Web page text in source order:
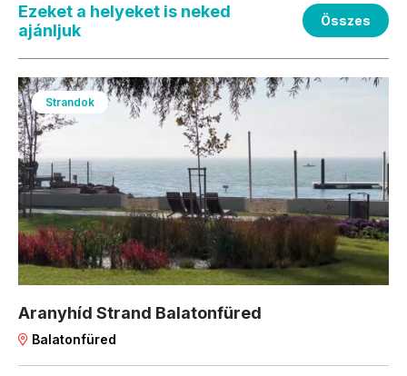
Ezeket a helyeket is neked
ajánljuk
Összes
Strandok
Aranyhíd Strand Balatonfüred
Balatonfüred